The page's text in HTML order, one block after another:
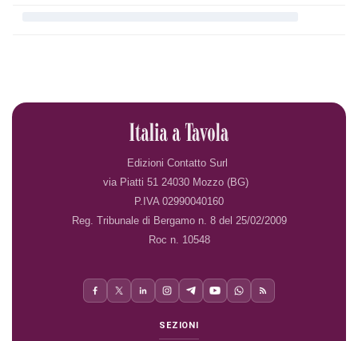
Edizioni Contatto Surl
via Piatti 51 24030 Mozzo (BG)
P.IVA 02990040160
Reg. Tribunale di Bergamo n. 8 del 25/02/2009
Roc n. 10548
SEZIONI